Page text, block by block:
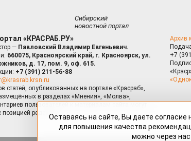
Сибирский
новостной портал
«КРАСРАБ.РУ»
— Павловский Владимир Евгеньевич.
660075, Красноярский край, г. Красноярск, ул.
д. 17, пом. 9, оф. 615.
+7 (391) 211-56-88
статей, опубликованных на портале «Красраб»,
в разделах «Мнения», «Молва»,
пользователей к материалам сайта могут
редакции.
Архив
+7
Оставаясь на сайте, Вы даете
для повышения качества
можно через